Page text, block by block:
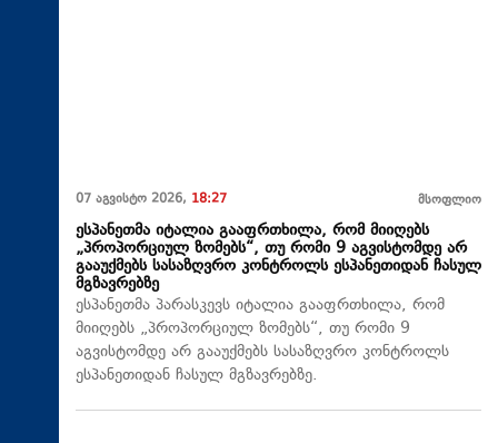
07 აგვისტო 2026, 18:27 მსოფლიო
ესპანეთმა იტალია გააფრთხილა, რომ მიიღებს
„პროპორციულ ზომებს“, თუ რომი 9 აგვისტომდე არ
გააუქმებს სასაზღვრო კონტროლს ესპანეთიდან ჩასულ
მგზავრებზე
ესპანეთმა პარასკევს იტალია გააფრთხილა, რომ
მიიღებს „პროპორციულ ზომებს“, თუ რომი 9
აგვისტომდე არ გააუქმებს სასაზღვრო კონტროლს
ესპანეთიდან ჩასულ მგზავრებზე.